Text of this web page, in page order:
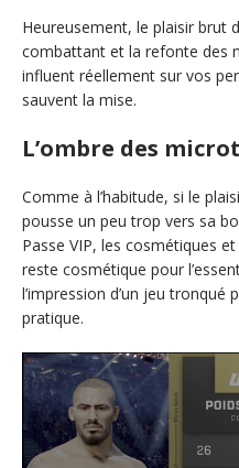
Heureusement, le plaisir brut
combattant et la refonte des
influent réellement sur vos
sauvent la mise.
L’ombre des
Comme à l’habitude, si le
pousse un peu trop vers sa
Passe VIP, les cosmétiques
reste cosmétique pour
l’impression d’un jeu tronqué
pratique.